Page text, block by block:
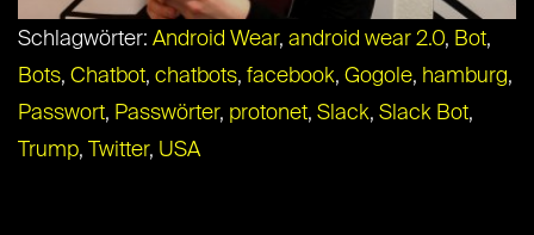
Schlagwörter: Android Wear, android wear 2.0, Bot,
Bots, Chatbot, chatbots, facebook, Gogole, hamburg,
Passwort, Passwörter, protonet, Slack, Slack Bot,
Trump, Twitter, USA